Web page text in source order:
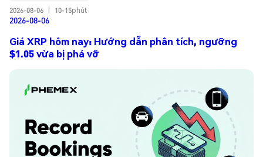
2026-08-06
10-15phút
2026-08-06
Giá XRP hôm nay: Hướng dẫn phân tích, ngưỡng
$1.05 vừa bị phá vỡ